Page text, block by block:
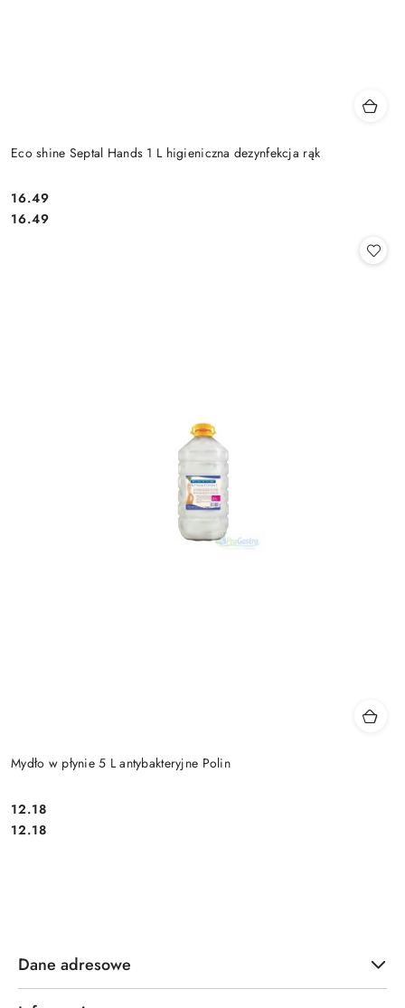
Eco shine Septal Hands 1 L higieniczna dezynfekcja rąk
Cena:
16.49
Cena:
16.49
Mydło w płynie 5 L antybakteryjne Polin
Cena:
12.18
Cena:
12.18
Dane adresowe